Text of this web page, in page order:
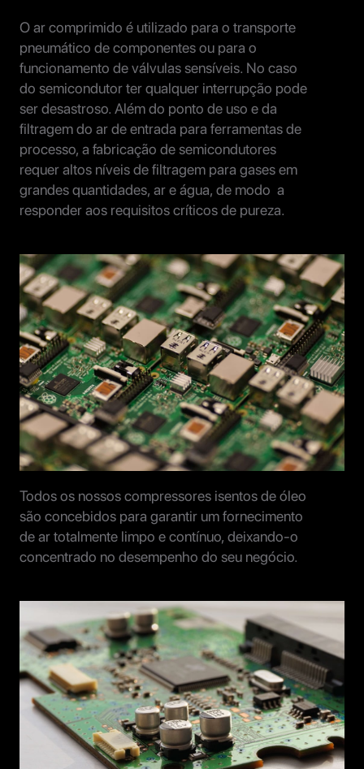
O ar comprimido é utilizado para o transporte
pneumático de componentes ou para o
funcionamento de válvulas sensíveis. No caso
do semicondutor ter qualquer interrupção pode
ser desastroso. Além do ponto de uso e da
filtragem do ar de entrada para ferramentas de
processo, a fabricação de semicondutores
requer altos níveis de filtragem para gases em
grandes quantidades, ar e água, de modo a
responder aos requisitos críticos de pureza.
Todos os nossos compressores isentos de óleo
são concebidos para garantir um fornecimento
de ar totalmente limpo e contínuo, deixando-o
concentrado no desempenho do seu negócio.